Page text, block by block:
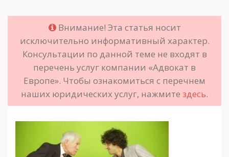
Внимание! Эта статья носит
исключительно информативный характер.
Консультации по данной теме не входят в
перечень услуг компании «Адвокат в
Европе». Чтобы ознакомиться с перечнем
наших юридических услуг, нажмите здесь.